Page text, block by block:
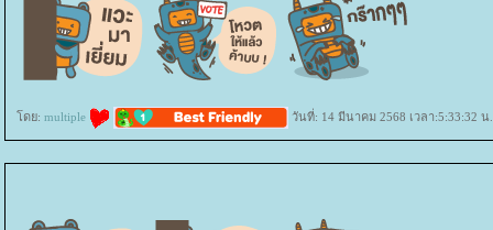
ดย: multiple วันที่: 14 มีนาคม 2568 เวลา:5:33:32 น.